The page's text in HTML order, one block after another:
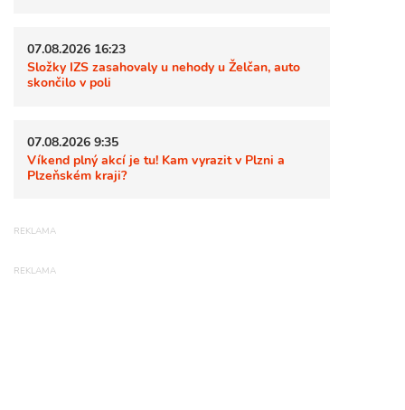
07.08.2026 16:23
Složky IZS zasahovaly u nehody u Želčan, auto
skončilo v poli
07.08.2026 9:35
Víkend plný akcí je tu! Kam vyrazit v Plzni a
Plzeňském kraji?